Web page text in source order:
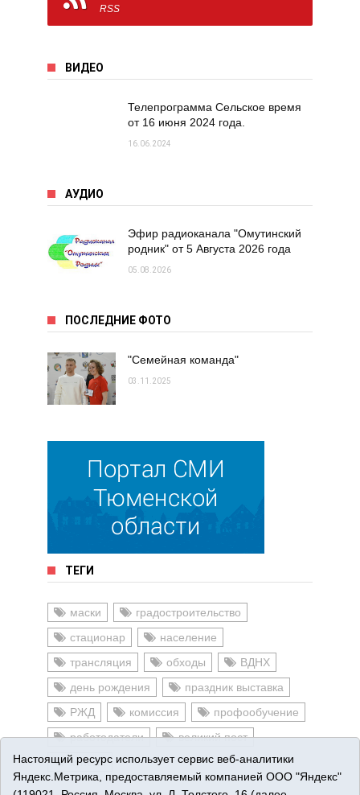
RSS
ВИДЕО
Телепрограмма Сельское время
от 16 июня 2024 года.
16.06.2024
АУДИО
Эфир радиоканала "Омутинский
родник" от 5 Августа 2026 года
05.08.2026
ПОСЛЕДНИЕ ФОТО
"Семейная команда"
03.11.2025
ТЕГИ
маски
градостроительство
стационар
население
трансляция
обходы
ВДНХ
день рождения
праздник выставка
РЖД
комиссия
профообучение
работодатели
великий пост
купели
Настоящий ресурс использует сервис веб-аналитики
Яндекс.Метрика, предоставляемый компанией ООО "Яндекс"